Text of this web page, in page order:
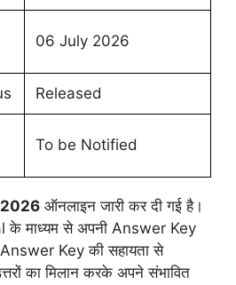
06 July 2026
Released
To be Notified
2026 ऑनलाइन जारी कर दी गई है।
के माध्यम से अपनी Answer Key
Key की सहायता से
का मिलान करके अपने संभावित